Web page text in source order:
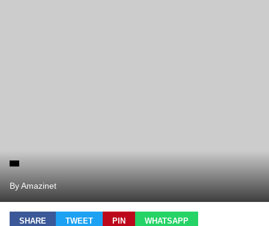
By Amazinet
SHARE TWEET PIN WHATSAPP